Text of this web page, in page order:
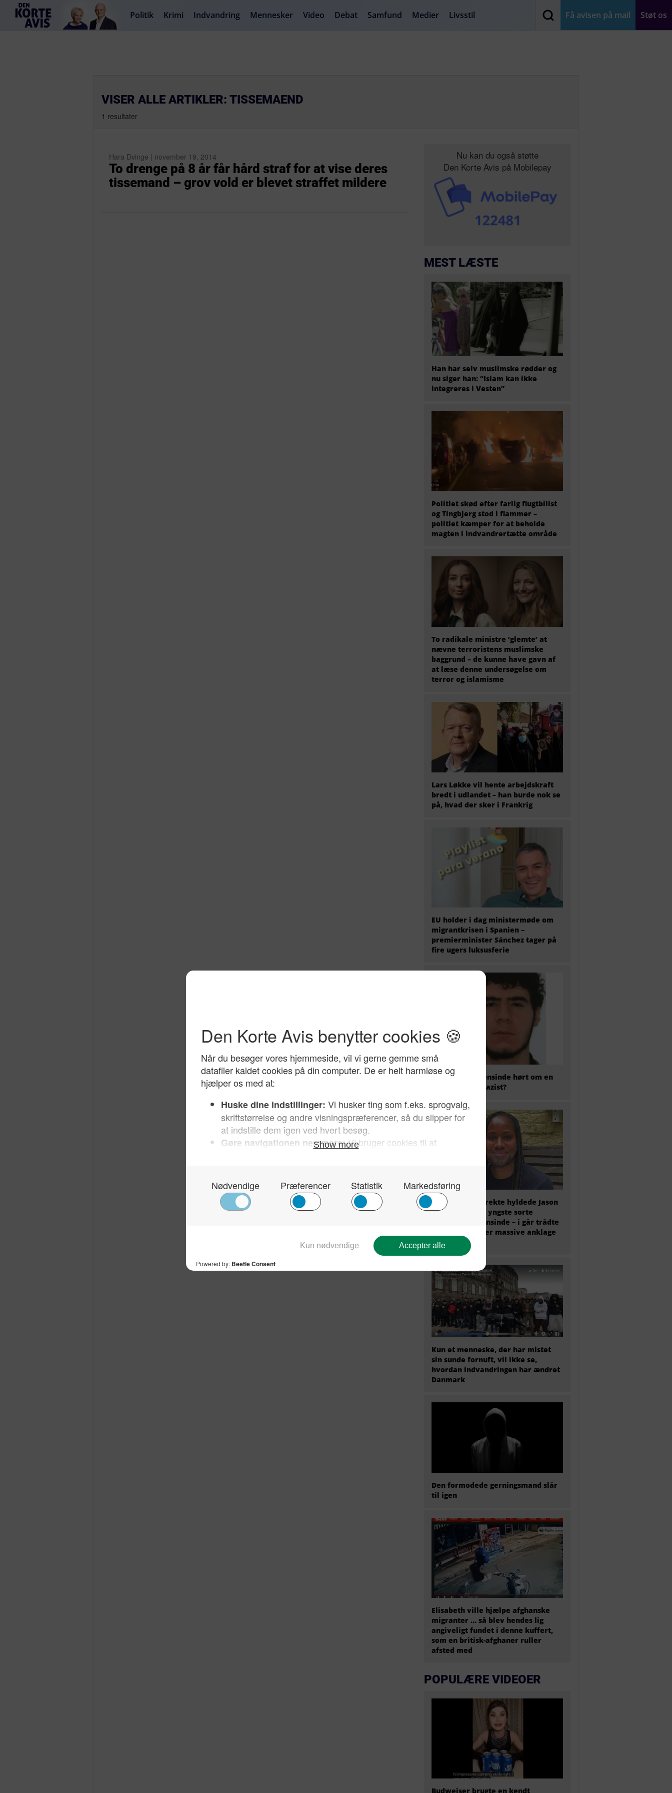
Få avisen på mail Støt os
Politik Krimi Indvandring Mennesker Video Debat Samfund Medier Livsstil
VISER ALLE ARTIKLER: TISSEMAEND
1 resultater
Hara Dvinge | november 19, 2014
To drenge på 8 år får hård straf for at vise deres
tissemand – grov vold er blevet straffet mildere
Nu kan du også støtte
Den Korte Avis på Mobilepay
MEST LÆSTE
Han har selv muslimske rødder og
nu siger han: “Islam kan ikke
integreres i Vesten”
Politiet skød efter farlig flugtbilist
og Tingbjerg stod i flammer –
politiet kæmper for at beholde
magten i indvandrertætte område
To radikale ministre ‘glemte’ at
nævne terroristens muslimske
baggrund – de kunne have gavn af
at læse denne undersøgelse om
terror og islamisme
Lars Løkke vil hente arbejdskraft
bredt i udlandet – han burde nok se
på, hvad der sker i Frankrig
EU holder i dag ministermøde om
migrantkrisen i Spanien –
premierminister Sánchez tager på
fire ugers luksusferie
Hvem har nogensinde hørt om en
radikaliseret nazist?
De politisk korrekte hyldede Jason
Arday som den yngste sorte
professor nogensinde – i går trådte
han tilbage efter massive anklage
for snyd
Kun et menneske, der har mistet
sin sunde fornuft, vil ikke se,
hvordan indvandringen har ændret
Danmark
Den formodede gerningsmand slår
til igen
Elisabeth ville hjælpe afghanske
migranter … så blev hendes lig
angiveligt fundet i denne kuffert,
som en britisk-afghaner ruller
afsted med
POPULÆRE VIDEOER
Budweiser brugte en kendt